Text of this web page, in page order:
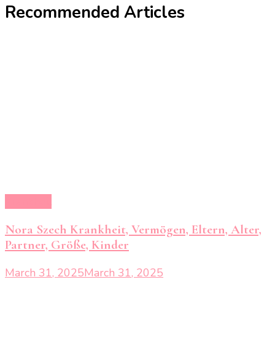
Recommended Articles
Nora Szech Krankheit, Vermögen, Eltern, Alter,
Partner, Größe, Kinder
March 31, 2025March 31, 2025